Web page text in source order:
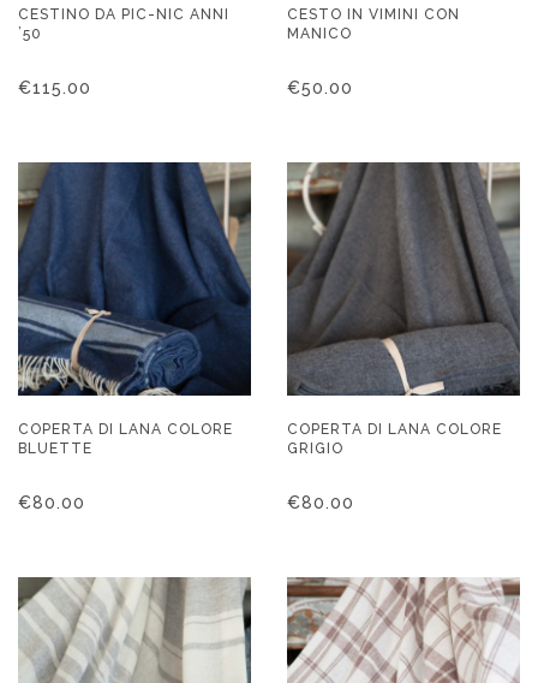
CESTINO DA PIC-NIC ANNI
’50
€115.00
CESTO IN VIMINI CON
MANICO
€50.00
COPERTA DI LANA COLORE
BLUETTE
€80.00
COPERTA DI LANA COLORE
GRIGIO
€80.00